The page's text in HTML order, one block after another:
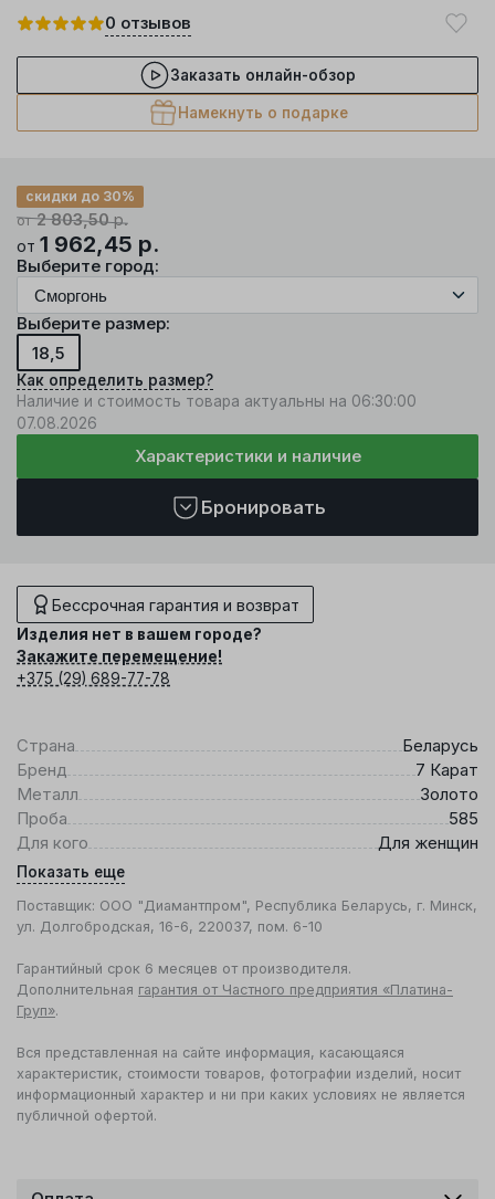
0 отзывов
Заказать онлайн-обзор
Намекнуть о подарке
от2 803,50р.
скидки до 30%
от 1 962,45 р.
Выберите город:
Выберите размер:
18,5
Как определить размер?
Наличие и стоимость товара актуальны на 06:30:00
07.08.2026
Характеристики и наличие
Бронировать
Бессрочная гарантия и возврат
Изделия нет в вашем городе?
Закажите перемещение!
+375 (29) 689-77-78
Страна
Беларусь
Бренд
7 Карат
Металл
Золото
Проба
585
Для кого
Для женщин
Показать еще
Поставщик: ООО "Диамантпром", Республика Беларусь, г. Минск,
ул. Долгобродская, 16-6, 220037, пом. 6-10
Гарантийный срок 6 месяцев от производителя.
Дополнительная гарантия от Частного предприятия «Платина-
Груп».
Вся представленная на сайте информация, касающаяся
характеристик, стоимости товаров, фотографии изделий, носит
информационный характер и ни при каких условиях не является
публичной офертой.